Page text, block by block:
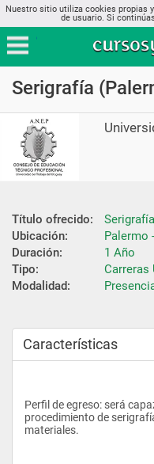
Nuestro sitio utiliza cookies propias
de usuario. Si
Serigrafía
Título ofrecido:
Serigrafía
Ubicación:
Palermo
Duración:
1 Año
Tipo:
Carreras
Modalidad:
Características
Perfil de egreso: será
procedimiento de
materiales.